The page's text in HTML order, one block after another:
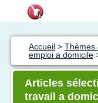
Accueil > Thèmes
emploi a domicile
Articles
travail a